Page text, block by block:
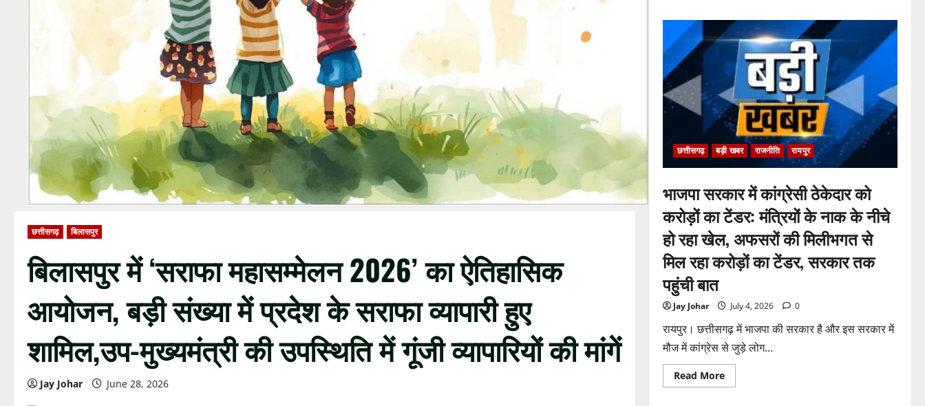
छत्तीसगढ़ बिलासपुर
बिलासपुर में ‘सराफा महासम्मेलन 2026’ का ऐतिहासिक
आयोजन, बड़ी संख्या में प्रदेश के सराफा व्यापारी हुए
शामिल,उप-मुख्यमंत्री की उपस्थिति में गूंजी व्यापारियों की मांगें
Jay Johar June 28, 2026
जांच
में
अपोलो
अस्पताल
प्रबंधन
खिलाफ
नहीं
मिले
पर्याप्त
साक्ष्य
कोर्ट
पेश
हुई
क्लोजर
कार्डियोलॉजिस्ट
पर
आपराधिक
कार्रवाई
जारी
छत्तीसगढ़ बड़ी खबर राजनीति रायपुर
भाजपा सरकार में कांग्रेसी ठेकेदार को
करोड़ों का टेंडर: मंत्रियों के नाक के नीचे
हो रहा खेल, अफसरों की मिलीभगत से
मिल रहा करोड़ों का टेंडर, सरकार तक
पहुंची बात
Jay Johar July 4, 2026 0
रायपुर। छत्तीसगढ़ में भाजपा की सरकार है और इस सरकार में
मौज में कांग्रेस से जुड़े लोग...
Read MoreRead
more